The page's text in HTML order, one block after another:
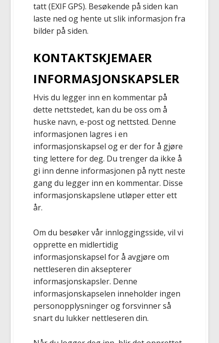
tatt (EXIF GPS). Besøkende på siden kan
laste ned og hente ut slik informasjon fra
bilder på siden.
KONTAKTSKJEMAER
INFORMASJONSKAPSLER
Hvis du legger inn en kommentar på
dette nettstedet, kan du be oss om å
huske navn, e-post og nettsted. Denne
informasjonen lagres i en
informasjonskapsel og er der for å gjøre
ting lettere for deg. Du trenger da ikke å
gi inn denne informasjonen på nytt neste
gang du legger inn en kommentar. Disse
informasjonskapslene utløper etter ett
år.
Om du besøker vår innloggingsside, vil vi
opprette en midlertidig
informasjonskapsel for å avgjøre om
nettleseren din aksepterer
informasjonskapsler. Denne
informasjonskapselen inneholder ingen
personopplysninger og forsvinner så
snart du lukker nettleseren din.